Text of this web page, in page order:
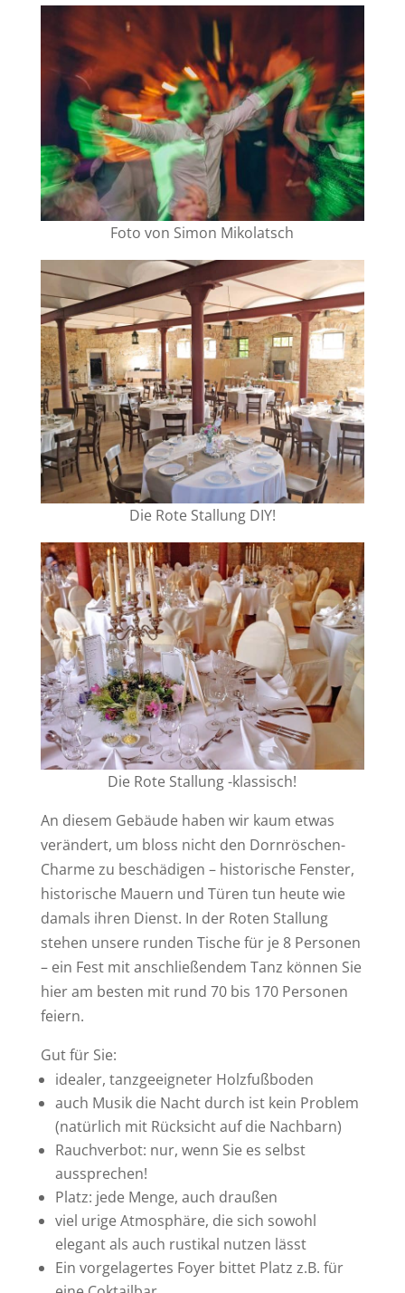
Foto von Simon Mikolatsch
Die Rote Stallung DIY!
Die Rote Stallung -klassisch!
An diesem Gebäude haben wir kaum etwas
verändert, um bloss nicht den Dornröschen-
Charme zu beschädigen – historische Fenster,
historische Mauern und Türen tun heute wie
damals ihren Dienst. In der Roten Stallung
stehen unsere runden Tische für je 8 Personen
– ein Fest mit anschließendem Tanz können Sie
hier am besten mit rund 70 bis 170 Personen
feiern.
Gut für Sie:
idealer, tanzgeeigneter Holzfußboden
auch Musik die Nacht durch ist kein Problem
(natürlich mit Rücksicht auf die Nachbarn)
Rauchverbot: nur, wenn Sie es selbst
aussprechen!
Platz: jede Menge, auch draußen
viel urige Atmosphäre, die sich sowohl
elegant als auch rustikal nutzen lässt
Ein vorgelagertes Foyer bittet Platz z.B. für